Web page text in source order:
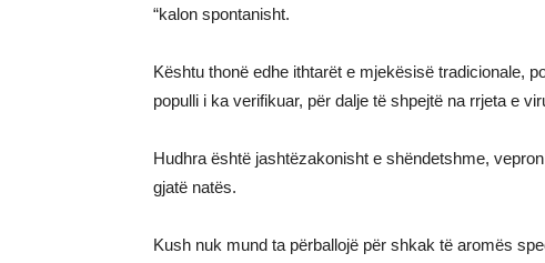
“kalon spontanisht.
Kështu thonë edhe ithtarët e mjekësisë tradicionale,
populli i ka verifikuar, për dalje të shpejtë na rrjeta e
Hudhra është jashtëzakonisht e shëndetshme,
gjatë natës.
Kush nuk mund ta përballojë për shkak të aromës